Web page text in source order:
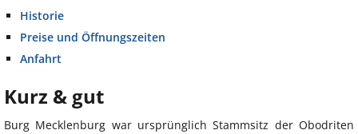
Historie
Preise und Öffnungszeiten
Anfahrt
Kurz & gut
Burg Mecklenburg war ursprünglich Stammsitz der Obodriten